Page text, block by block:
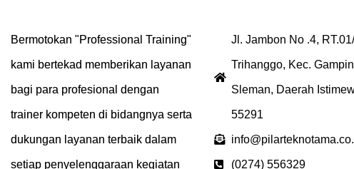
Bermotokan "Professional Training"
kami bertekad memberikan layanan
bagi para profesional dengan
trainer kompeten di bidangnya serta
dukungan layanan terbaik dalam
setiap penyelenggaraan kegiatan
Jl. Jambon No .4,
Trihanggo, Kec.
Sleman, Daerah
55291
(0274) 556329